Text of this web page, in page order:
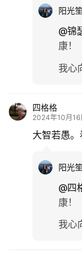
育
登录
阳光
@锦
康！
我心
四格格
2024年10月
大智若愚。
阳光
@四
康！
我心